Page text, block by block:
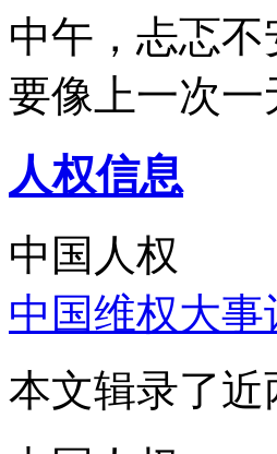
中午，忐忑
要像上一次
人权信息
中国人权
中国维权大
本文辑录了